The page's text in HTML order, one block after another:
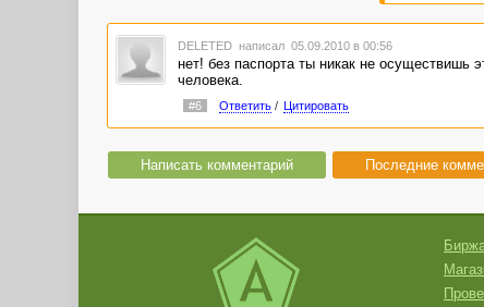
DELETED написал 05.09.2010 в 00:56
нет! без паспорта ты никак не осуществишь
человека.
#6 Ответить/ Цитировать
Написать комментарий Последние